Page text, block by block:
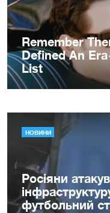
НОВИНИ
Росіяни
футбольний